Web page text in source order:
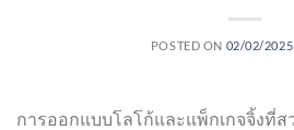
POSTED ON 02/02/2025
การออกแบบโลโก้และแพ็กเกจจิ้งที่ส